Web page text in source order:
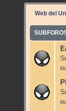
Web del